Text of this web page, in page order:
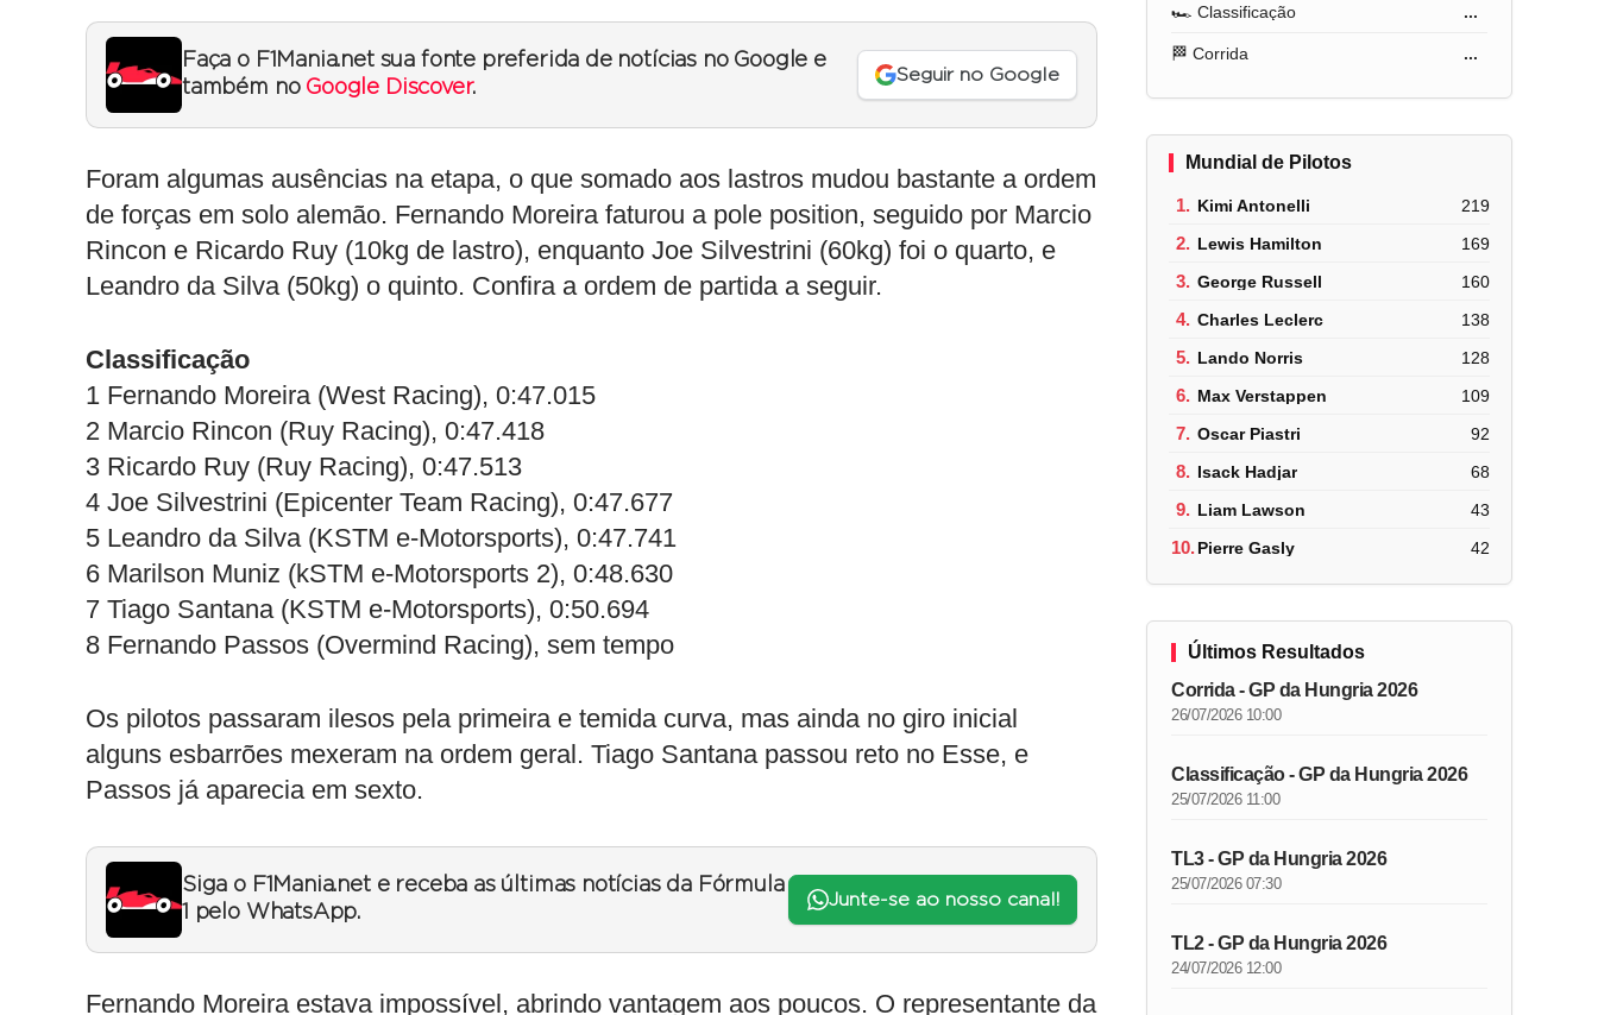
Faça o F1Mania.net sua fonte preferida de notícias no Google e
também no Google Discover.
Seguir no Google
Foram algumas ausências na etapa, o que somado aos lastros mudou bastante a ordem
de forças em solo alemão. Fernando Moreira faturou a pole position, seguido por Marcio
Rincon e Ricardo Ruy (10kg de lastro), enquanto Joe Silvestrini (60kg) foi o quarto, e
Leandro da Silva (50kg) o quinto. Confira a ordem de partida a seguir.
Classificação
1 Fernando Moreira (West Racing), 0:47.015
2 Marcio Rincon (Ruy Racing), 0:47.418
3 Ricardo Ruy (Ruy Racing), 0:47.513
4 Joe Silvestrini (Epicenter Team Racing), 0:47.677
5 Leandro da Silva (KSTM e-Motorsports), 0:47.741
6 Marilson Muniz (kSTM e-Motorsports 2), 0:48.630
7 Tiago Santana (KSTM e-Motorsports), 0:50.694
8 Fernando Passos (Overmind Racing), sem tempo
Os pilotos passaram ilesos pela primeira e temida curva, mas ainda no giro inicial
alguns esbarrões mexeram na ordem geral. Tiago Santana passou reto no Esse, e
Passos já aparecia em sexto.
Siga o F1Mania.net e receba as últimas notícias da Fórmula
1 pelo WhatsApp.
Junte-se ao nosso canal!
Fernando Moreira estava impossível, abrindo vantagem aos poucos. O representante da
🏎️ Classificação ...
🏁 Corrida ...
Mundial de Pilotos
1. Kimi Antonelli 219
2. Lewis Hamilton 169
3. George Russell 160
4. Charles Leclerc 138
5. Lando Norris 128
6. Max Verstappen 109
7. Oscar Piastri 92
8. Isack Hadjar 68
9. Liam Lawson 43
10.Pierre Gasly 42
Últimos Resultados
Corrida - GP da Hungria 2026
26/07/2026 10:00
Classificação - GP da Hungria 2026
25/07/2026 11:00
TL3 - GP da Hungria 2026
25/07/2026 07:30
TL2 - GP da Hungria 2026
24/07/2026 12:00